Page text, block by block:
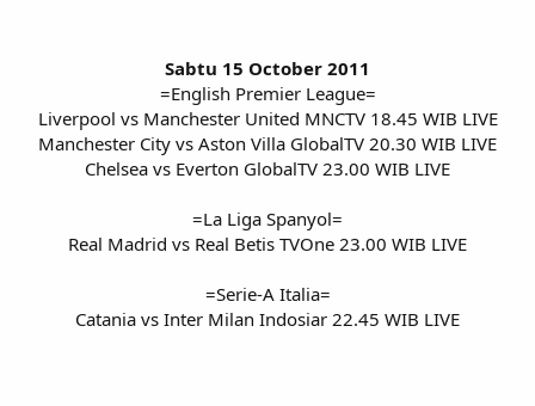
Sabtu 15 October 2011
=English Premier League=
Liverpool vs Manchester United MNCTV 18.45 WIB LIVE
Manchester City vs Aston Villa GlobalTV 20.30 WIB LIVE
Chelsea vs Everton GlobalTV 23.00 WIB LIVE
=La Liga Spanyol=
Real Madrid vs Real Betis TVOne 23.00 WIB LIVE
=Serie-A Italia=
Catania vs Inter Milan Indosiar 22.45 WIB LIVE